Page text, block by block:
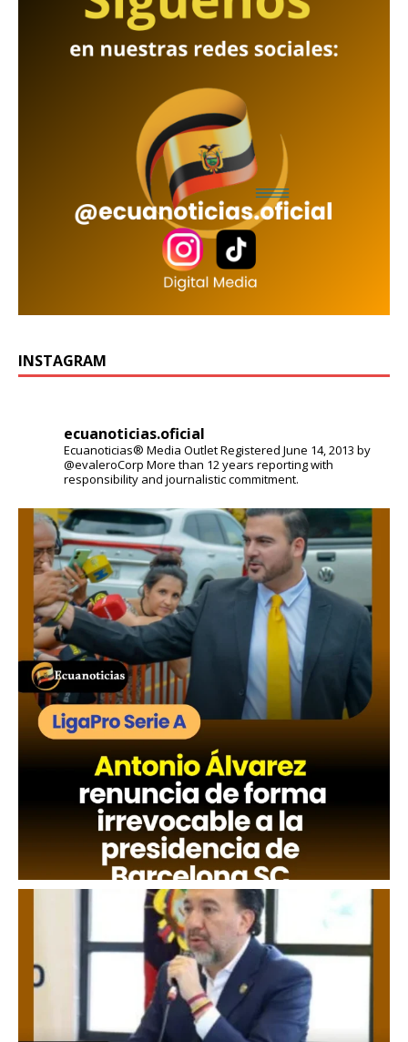
INSTAGRAM
ecuanoticias.oficial
Ecuanoticias® Media OutletRegistered June 14, 2013 by
@evaleroCorp More than 12 years reporting with
responsibility and journalistic commitment.